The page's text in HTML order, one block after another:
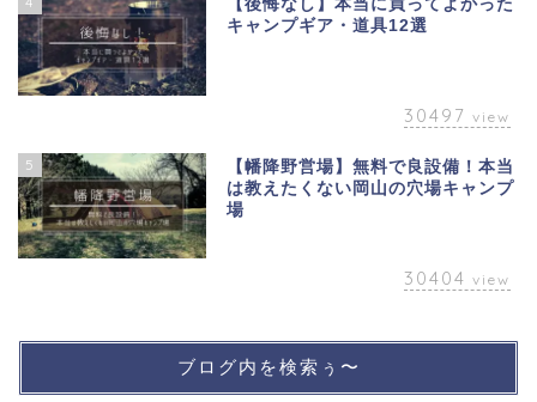
【後悔なし】本当に買ってよかった
キャンプギア・道具12選
30497 view
5
【幡降野営場】無料で良設備！本当
は教えたくない岡山の穴場キャンプ
場
30404 view
ブログ内を検索ぅ〜